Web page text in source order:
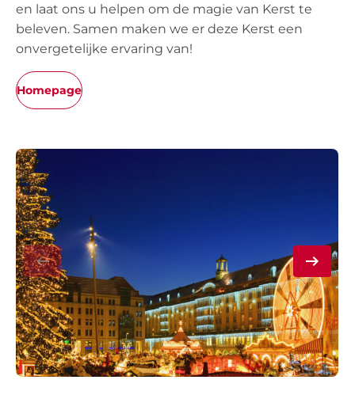
en laat ons u helpen om de magie van Kerst te
beleven. Samen maken we er deze Kerst een
onvergetelijke ervaring van!
Homepage